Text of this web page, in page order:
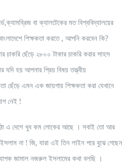
বা ক্যালটেকের মত বিশ্ববিদ্যালয়ের
শিক্ষকতা করতে , আপনি করবেন কি?
চাকরি ছেঁড়ে ২৮০০ টাকার চাকরি করার সাহস
হয় আপনার প্রিয় বিষয় তত্ত্বীয়
ছেঁড়ে এমন এক জায়গায় শিক্ষকতা করা যেখানে
নেই !
এ দেশে খুব কম লোকের আছে । সবাই তো আর
না ! জি, যারা এই তিন লাইন পরে বুঝে গেছেন
জামাল নজরুল ইসলামের কথা বলছি ।